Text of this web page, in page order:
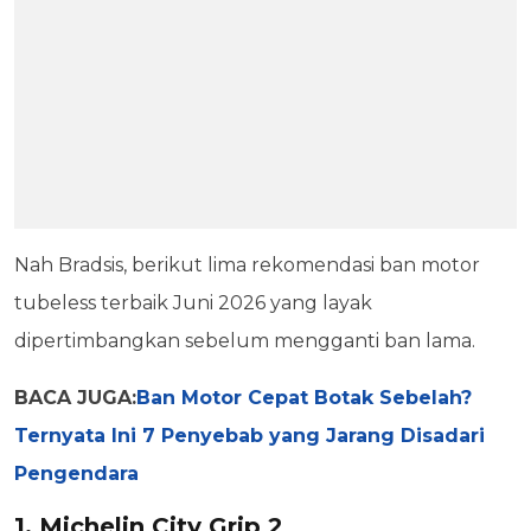
Nah Bradsis, berikut lima rekomendasi ban motor
tubeless terbaik Juni 2026 yang layak
dipertimbangkan sebelum mengganti ban lama.
BACA JUGA:Ban Motor Cepat Botak Sebelah?
Ternyata Ini 7 Penyebab yang Jarang Disadari
Pengendara